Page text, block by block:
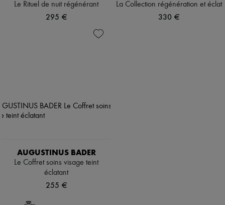
Le Rituel de nuit régénérant
295 €
La Collection régénération et éclat
330 €
AUGUSTINUS BADER
Le Coffret soins visage teint
éclatant
255 €